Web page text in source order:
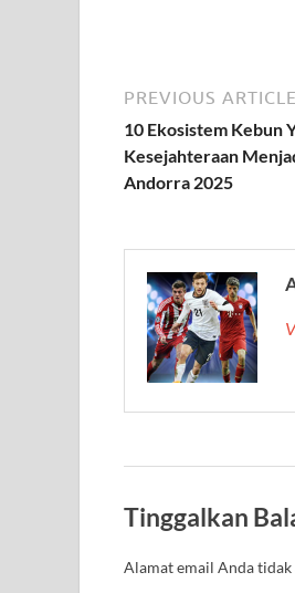
PREVIOUS ARTICLE
10 Ekosistem Kebun
Kesejahteraan
Andorra 2025
Tinggalkan
Alamat email Anda